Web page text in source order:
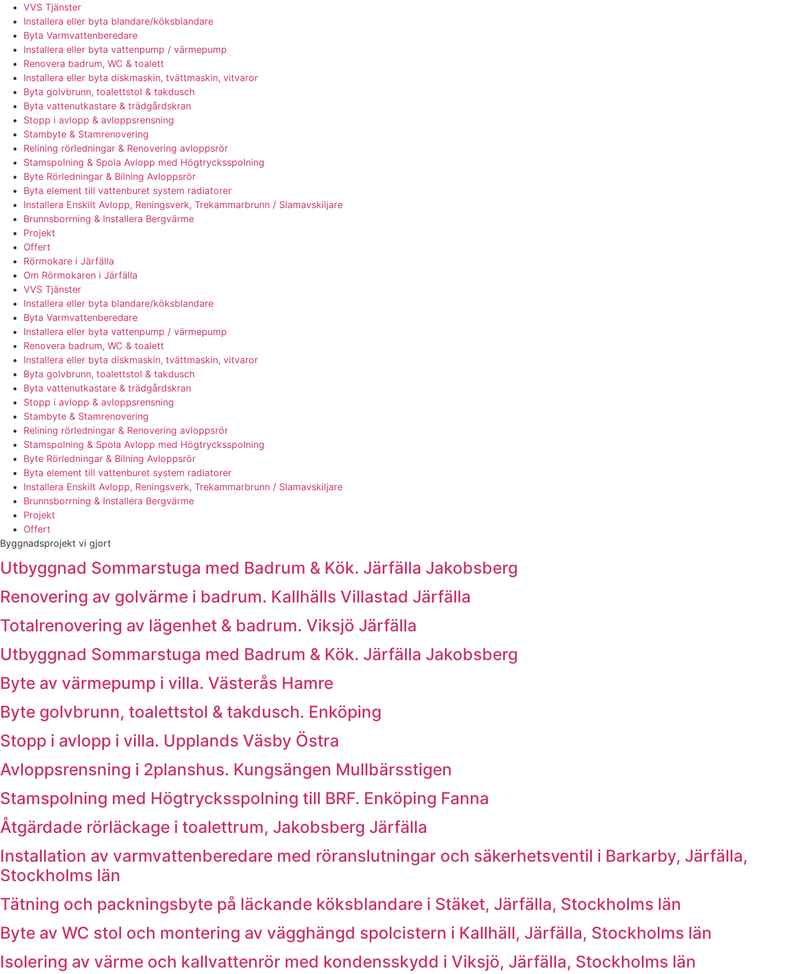
VVS Tjänster
Installera eller byta blandare/köksblandare
Byta Varmvattenberedare
Installera eller byta vattenpump / värmepump
Renovera badrum, WC & toalett
Installera eller byta diskmaskin, tvättmaskin, vitvaror
Byta golvbrunn, toalettstol & takdusch
Byta vattenutkastare & trädgårdskran
Stopp i avlopp & avloppsrensning
Stambyte & Stamrenovering
Relining rörledningar & Renovering avloppsrör
Stamspolning & Spola Avlopp med Högtrycksspolning
Byte Rörledningar & Bilning Avloppsrör
Byta element till vattenburet system radiatorer
Installera Enskilt Avlopp, Reningsverk, Trekammarbrunn / Slamavskiljare
Brunnsborrning & Installera Bergvärme
Projekt
Offert
Rörmokare i Järfälla
Om Rörmokaren i Järfälla
VVS Tjänster
Installera eller byta blandare/köksblandare
Byta Varmvattenberedare
Installera eller byta vattenpump / värmepump
Renovera badrum, WC & toalett
Installera eller byta diskmaskin, tvättmaskin, vitvaror
Byta golvbrunn, toalettstol & takdusch
Byta vattenutkastare & trädgårdskran
Stopp i avlopp & avloppsrensning
Stambyte & Stamrenovering
Relining rörledningar & Renovering avloppsrör
Stamspolning & Spola Avlopp med Högtrycksspolning
Byte Rörledningar & Bilning Avloppsrör
Byta element till vattenburet system radiatorer
Installera Enskilt Avlopp, Reningsverk, Trekammarbrunn / Slamavskiljare
Brunnsborrning & Installera Bergvärme
Projekt
Offert
Byggnadsprojekt vi gjort
Utbyggnad Sommarstuga med Badrum & Kök. Järfälla Jakobsberg
Renovering av golvärme i badrum. Kallhälls Villastad Järfälla
Totalrenovering av lägenhet & badrum. Viksjö Järfälla
Utbyggnad Sommarstuga med Badrum & Kök. Järfälla Jakobsberg
Byte av värmepump i villa. Västerås Hamre
Byte golvbrunn, toalettstol & takdusch. Enköping
Stopp i avlopp i villa. Upplands Väsby Östra
Avloppsrensning i 2planshus. Kungsängen Mullbärsstigen
Stamspolning med Högtrycksspolning till BRF. Enköping Fanna
Åtgärdade rörläckage i toalettrum, Jakobsberg Järfälla
Installation av varmvattenberedare med röranslutningar och säkerhetsventil i Barkarby, Järfälla,
Stockholms län
Tätning och packningsbyte på läckande köksblandare i Stäket, Järfälla, Stockholms län
Byte av WC stol och montering av vägghängd spolcistern i Kallhäll, Järfälla, Stockholms län
Isolering av värme och kallvattenrör med kondensskydd i Viksjö, Järfälla, Stockholms län